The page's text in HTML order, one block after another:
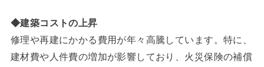
◆建築コストの上昇
修理や再建にかかる費用が年々高騰しています。特に、
建材費や人件費の増加が影響しており、火災保険の補償